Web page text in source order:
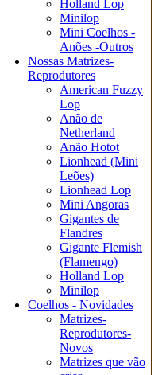
Holland Lop
Minilop
Mini Coelhos -
Anões -Outros
Nossas Matrizes-
Reprodutores
American Fuzzy
Lop
Anão de
Netherland
Anão Hotot
Lionhead (Mini
Leões)
Lionhead Lop
Mini Angoras
Gigantes de
Flandres
Gigante Flemish
(Flamengo)
Holland Lop
Minilop
Coelhos - Novidades
Matrizes-
Reprodutores-
Novos
Matrizes que vão